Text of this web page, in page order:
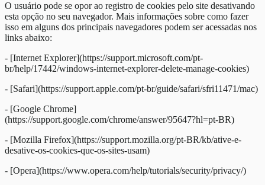
O usuário pode se opor ao registro de cookies pelo site desativando
esta opção no seu navegador. Mais informações sobre como fazer
isso em alguns dos principais navegadores podem ser acessadas nos
links abaixo:
- [Internet Explorer](https://support.microsoft.com/pt-
br/help/17442/windows-internet-explorer-delete-manage-cookies)
- [Safari](https://support.apple.com/pt-br/guide/safari/sfri11471/mac)
- [Google Chrome]
(https://support.google.com/chrome/answer/95647?hl=pt-BR)
- [Mozilla Firefox](https://support.mozilla.org/pt-BR/kb/ative-e-
desative-os-cookies-que-os-sites-usam)
- [Opera](https://www.opera.com/help/tutorials/security/privacy/)